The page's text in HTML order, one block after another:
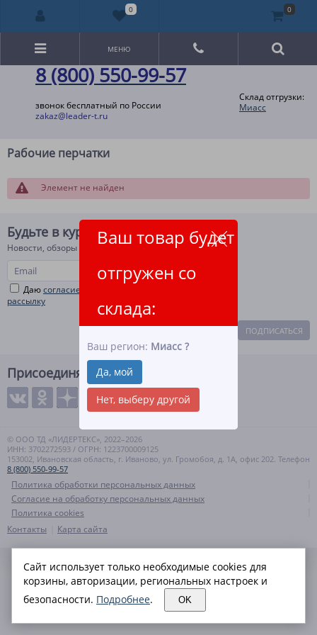
8 (800) 550-99-57
звонок бесплатный по России
zakaz@leader-t.ru
Склад отгрузки:
Миасс
Ваш товар будет
отгружен со
склада:
Ваш регион: Миасс ?
Да, мой
Нет, выберу другой
МЕНЮ
Рабочие перчатки
Элемент не найден
Будьте в курсе!
Новости, обзоры и акции
Даюсогласие на рекламную и информационную
рассылку
ПОДПИСАТЬСЯ
Присоединяйтесь
© ООО ТД «ЛИДЕРТЕКС», 2022–2026
ИНН: 3702272593 / ОГРН: 1223700009125
153002, Ивановская область, г. Иваново, ул. Громобоя, д. 1А, офис 202. Телефон
8 (800) 550-99-57
Политика обработки персональных данных
Согласие на обработку персональных данных
Политика cookies
Контакты
Карта сайта
0 0
Сайт использует только необходимые cookies для
корзины, авторизации, региональных настроек и
безопасности. Подробнее. OK